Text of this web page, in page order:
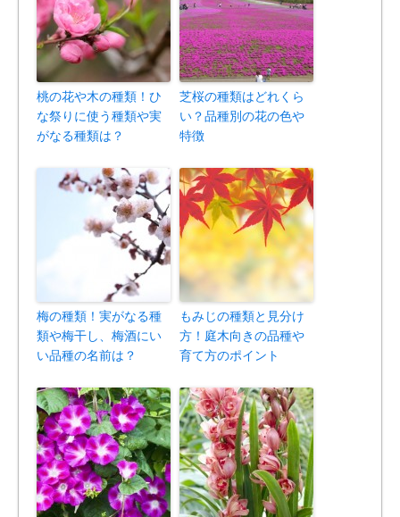
桃の花や木の種類！ひ
な祭りに使う種類や実
がなる種類は？
芝桜の種類はどれくら
い？品種別の花の色や
特徴
梅の種類！実がなる種
類や梅干し、梅酒にい
い品種の名前は？
もみじの種類と見分け
方！庭木向きの品種や
育て方のポイント